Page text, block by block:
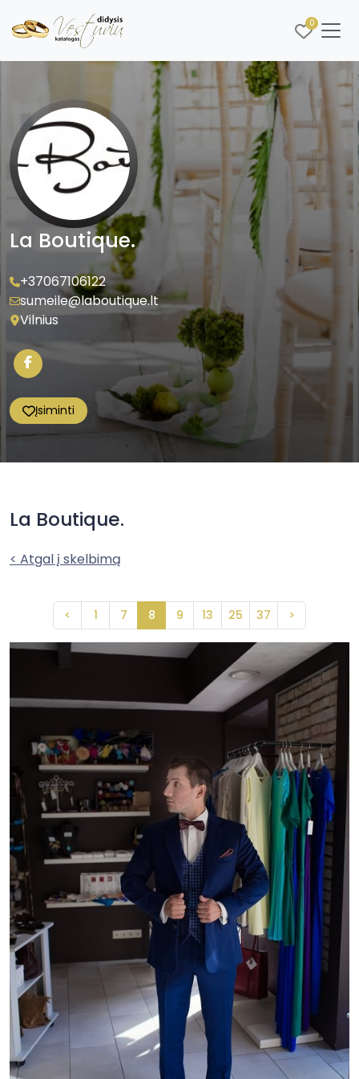
0
La Boutique.
+37067106122
sumeile@laboutique.lt
Vilnius
Įsiminti
La Boutique.
< Atgal į skelbimą
< 1 7 8 9 13 25 37 >